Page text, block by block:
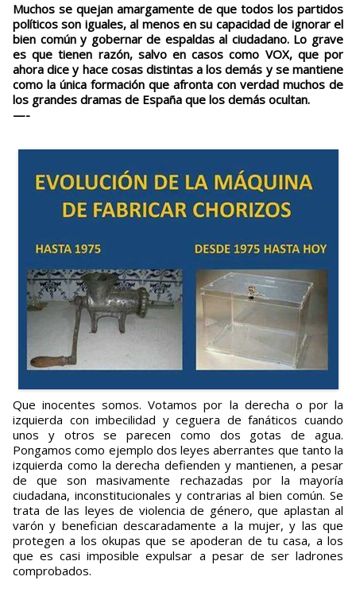
Muchos se quejan amargamente de que todos los partidos
políticos son iguales, al menos en su capacidad de ignorar el
bien común y gobernar de espaldas al ciudadano. Lo grave
es que tienen razón, salvo en casos como VOX, que por
ahora dice y hace cosas distintas a los demás y se mantiene
como la única formación que afronta con verdad muchos de
los grandes dramas de España que los demás ocultan.
—-
Que inocentes somos. Votamos por la derecha o por la
izquierda con imbecilidad y ceguera de fanáticos cuando
unos y otros se parecen como dos gotas de agua.
Pongamos como ejemplo dos leyes aberrantes que tanto la
izquierda como la derecha defienden y mantienen, a pesar
de que son masivamente rechazadas por la mayoría
ciudadana, inconstitucionales y contrarias al bien común. Se
trata de las leyes de violencia de género, que aplastan al
varón y benefician descaradamente a la mujer, y las que
protegen a los okupas que se apoderan de tu casa, a los
que es casi imposible expulsar a pesar de ser ladrones
comprobados.